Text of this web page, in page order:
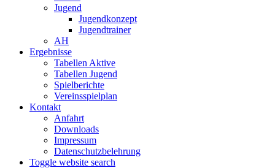
Jugend
Jugendkonzept
Jugendtrainer
AH
Ergebnisse
Tabellen Aktive
Tabellen Jugend
Spielberichte
Vereinsspielplan
Kontakt
Anfahrt
Downloads
Impressum
Datenschutzbelehrung
Toggle website search